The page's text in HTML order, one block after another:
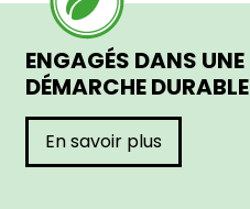
ENGAGÉS DANS UNE
DÉMARCHE DURABLE
En savoir plus